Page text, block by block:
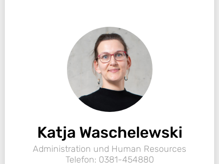
Katja Waschelewski​
Administration und Human Resources
Telefon: 0381-454880